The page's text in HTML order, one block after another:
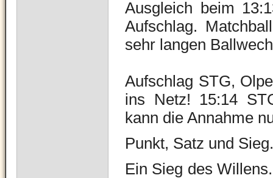
Ausgleich beim
Aufschlag.
sehr langen
Aufschlag STG,
ins Netz! 15:14
kann die Annahme
Punkt, Satz und Sieg.
Ein Sieg des